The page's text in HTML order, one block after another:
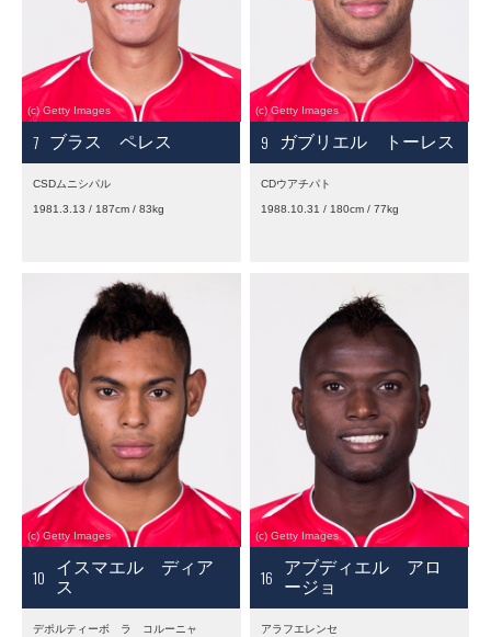
7 ブラス ペレス
CSDムニシパル
1981.3.13 / 187cm / 83kg
9 ガブリエル トーレス
CDウアチパト
1988.10.31 / 180cm / 77kg
10
イスマエル ディア
ス
デポルティーボ ラ コルーニャ
16
アブディエル アロ
ージョ
アラフエレンセ